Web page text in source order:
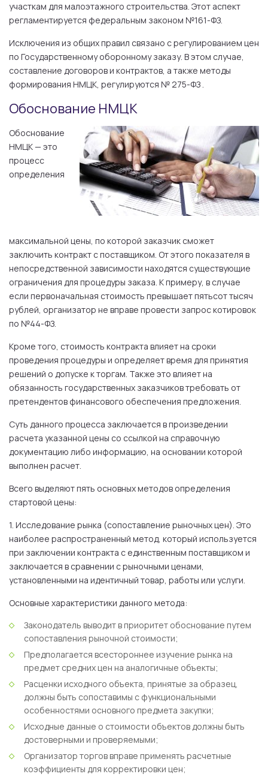
участкам для малоэтажного строительства. Этот аспект
регламентируется федеральным законом №161-ФЗ.
Исключения из общих правил связано с регулированием цен
по Государственному оборонному заказу. В этом случае,
составление договоров и контрактов, а также методы
формирования НМЦК, регулируются № 275-ФЗ .
Обоснование НМЦК
Обоснование
НМЦК — это
процесс
определения
максимальной цены, по которой заказчик сможет
заключить контракт с поставщиком. От этого показателя в
непосредственной зависимости находятся существующие
ограничения для процедуры заказа. К примеру, в случае
если первоначальная стоимость превышает пятьсот тысяч
рублей, организатор не вправе провести запрос котировок
по №44-ФЗ.
Кроме того, стоимость контракта влияет на сроки
проведения процедуры и определяет время для принятия
решений о допуске к торгам. Также это влияет на
обязанность государственных заказчиков требовать от
претендентов финансового обеспечения предложения.
Суть данного процесса заключается в произведении
расчета указанной цены со ссылкой на справочную
документацию либо информацию, на основании которой
выполнен расчет.
Всего выделяют пять основных методов определения
стартовой цены:
1. Исследование рынка (сопоставление рыночных цен). Это
наиболее распространенный метод, который используется
при заключении контракта с единственным поставщиком и
заключается в сравнении с рыночными ценами,
установленными на идентичный товар, работы или услуги.
Основные характеристики данного метода:
Законодатель выводит в приоритет обоснование путем
сопоставления рыночной стоимости;
Предполагается всестороннее изучение рынка на
предмет средних цен на аналогичные объекты;
Расценки исходного объекта, принятые за образец,
должны быть сопоставимы с функциональными
особенностями основного предмета закупки;
Исходные данные о стоимости объектов должны быть
достоверными и проверяемыми;
Организатор торгов вправе применять расчетные
коэффициенты для корректировки цен;